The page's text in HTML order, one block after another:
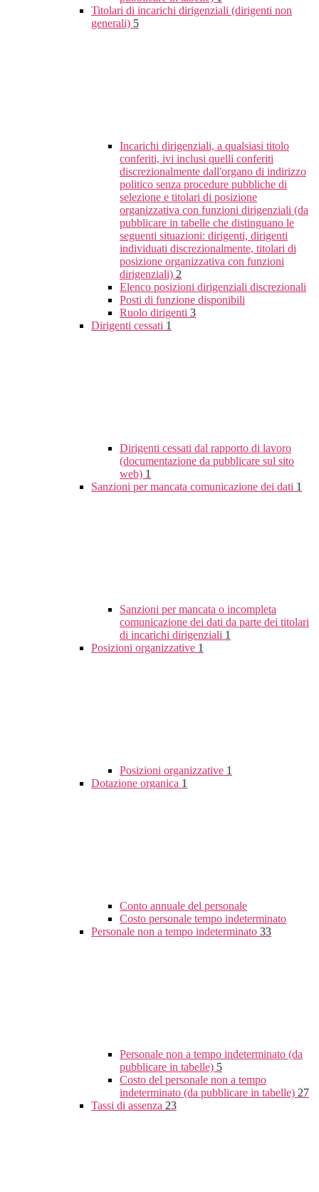
Titolari di incarichi dirigenziali (dirigenti non
generali) 5
Incarichi dirigenziali, a qualsiasi titolo
conferiti, ivi inclusi quelli conferiti
discrezionalmente dall'organo di indirizzo
politico senza procedure pubbliche di
selezione e titolari di posizione
organizzativa con funzioni dirigenziali (da
pubblicare in tabelle che distinguano le
seguenti situazioni: dirigenti, dirigenti
individuati discrezionalmente, titolari di
posizione organizzativa con funzioni
dirigenziali) 2
Elenco posizioni dirigenziali discrezionali
Posti di funzione disponibili
Ruolo dirigenti 3
Dirigenti cessati 1
Dirigenti cessati dal rapporto di lavoro
(documentazione da pubblicare sul sito
web) 1
Sanzioni per mancata comunicazione dei dati 1
Sanzioni per mancata o incompleta
comunicazione dei dati da parte dei titolari
di incarichi dirigenziali 1
Posizioni organizzative 1
Posizioni organizzative 1
Dotazione organica 1
Conto annuale del personale
Costo personale tempo indeterminato
Personale non a tempo indeterminato 33
Personale non a tempo indeterminato (da
pubblicare in tabelle) 5
Costo del personale non a tempo
indeterminato (da pubblicare in tabelle) 27
Tassi di assenza 23